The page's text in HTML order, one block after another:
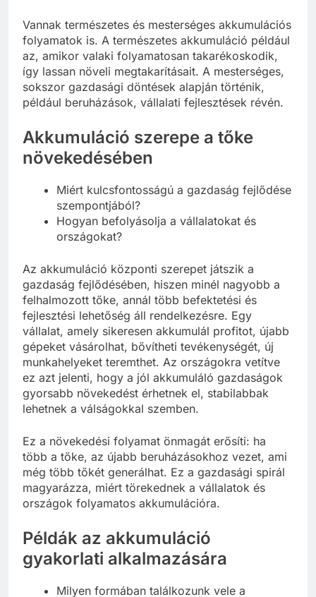
Vannak természetes és mesterséges akkumulációs
folyamatok is. A természetes akkumuláció például
az, amikor valaki folyamatosan takarékoskodik,
így lassan növeli megtakarításait. A mesterséges,
sokszor gazdasági döntések alapján történik,
például beruházások, vállalati fejlesztések révén.
Akkumuláció szerepe a tőke
növekedésében
Miért kulcsfontosságú a gazdaság fejlődése
szempontjából?
Hogyan befolyásolja a vállalatokat és
országokat?
Az akkumuláció központi szerepet játszik a
gazdaság fejlődésében, hiszen minél nagyobb a
felhalmozott tőke, annál több befektetési és
fejlesztési lehetőség áll rendelkezésre. Egy
vállalat, amely sikeresen akkumulál profitot, újabb
gépeket vásárolhat, bővítheti tevékenységét, új
munkahelyeket teremthet. Az országokra vetítve
ez azt jelenti, hogy a jól akkumuláló gazdaságok
gyorsabb növekedést érhetnek el, stabilabbak
lehetnek a válságokkal szemben.
Ez a növekedési folyamat önmagát erősíti: ha
több a tőke, az újabb beruházásokhoz vezet, ami
még több tőkét generálhat. Ez a gazdasági spirál
magyarázza, miért törekednek a vállalatok és
országok folyamatos akkumulációra.
Példák az akkumuláció
gyakorlati alkalmazására
Milyen formában találkozunk vele a